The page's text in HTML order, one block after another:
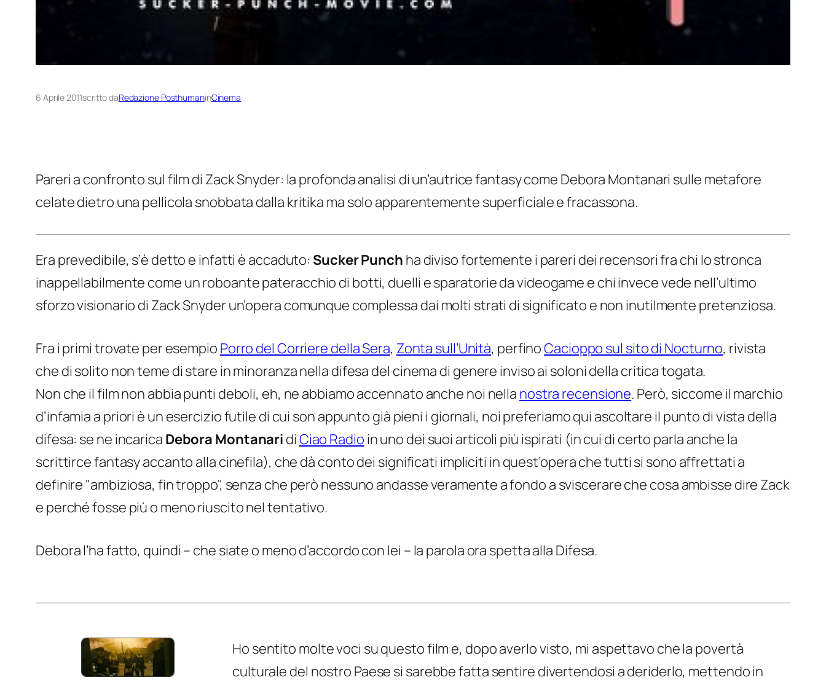
6 Aprile 2011scritto daRedazione PosthumaninCinema
Pareri a confronto sul film di Zack Snyder: la profonda analisi di un’autrice fantasy come Debora Montanari sulle metafore
celate dietro una pellicola snobbata dalla kritika ma solo apparentemente superficiale e fracassona.
Era prevedibile, s’è detto e infatti è accaduto: Sucker Punch ha diviso fortemente i pareri dei recensori fra chi lo stronca
inappellabilmente come un roboante pateracchio di botti, duelli e sparatorie da videogame e chi invece vede nell’ultimo
sforzo visionario di Zack Snyder un’opera comunque complessa dai molti strati di significato e non inutilmente pretenziosa.
Fra i primi trovate per esempio Porro del Corriere della Sera, Zonta sull’Unità, perfinoCacioppo sul sito di Nocturno, rivista
che di solito non teme di stare in minoranza nella difesa del cinema di genere inviso ai soloni della criticatogata.
Non che il film non abbia punti deboli, eh, ne abbiamo accennato anche noi nella nostra recensione. Però, siccome il marchio
d’infamia a priori è un esercizio futile di cui son appunto già pieni i giornali, noi preferiamo qui ascoltare il punto di vista della
difesa: se ne incarica Debora Montanari di Ciao Radio in uno dei suoi articoli più ispirati (in cui di certo parla anche la
scrittirce fantasy accanto alla cinefila), che dà conto dei significati impliciti in quest’opera che tutti si sono affrettati a
definire "ambiziosa, fin troppo", senza che però nessuno andasse veramente a fondo a sviscerare che cosa ambisse dire Zack
e perché fosse più o meno riuscito nel tentativo.
Debora l’ha fatto, quindi – che siate o meno d’accordo con lei – la parola ora spetta alla Difesa.
Ho sentito molte voci su questo film e, dopo averlo visto, mi aspettavo che la povertà
culturale del nostro Paese si sarebbe fatta sentire divertendosi a deriderlo, mettendo in